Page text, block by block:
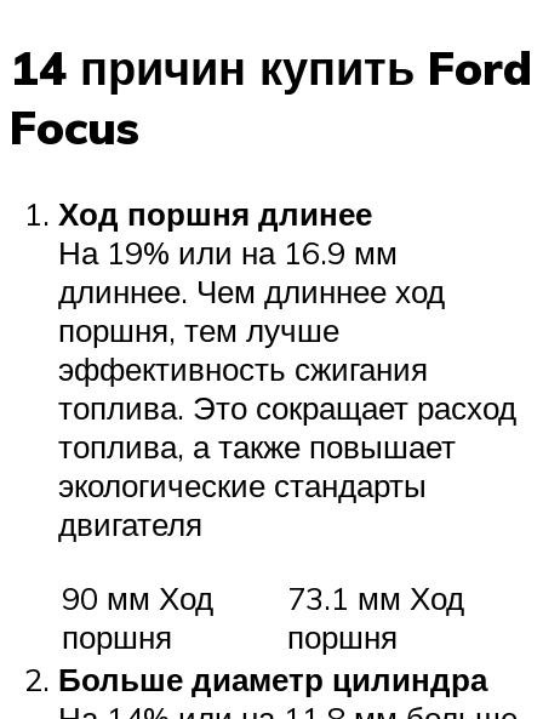
14 причин купить Ford
Focus
Ход поршня длинее
На 19% или на 16.9 мм
длиннее. Чем длиннее ход
поршня, тем лучше
эффективность сжигания
топлива. Это сокращает расход
топлива, а также повышает
экологические стандарты
двигателя
90 мм Ход
поршня
73.1 мм Ход
поршня
Больше диаметр цилиндра